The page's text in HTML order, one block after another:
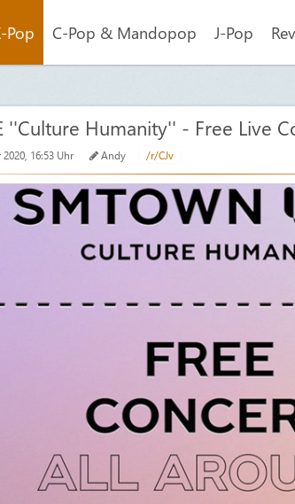
Pop C-Pop & Mandopop J-Pop
''Culture Humanity'' - Free Live
16:53 Uhr Andy /r/CJv